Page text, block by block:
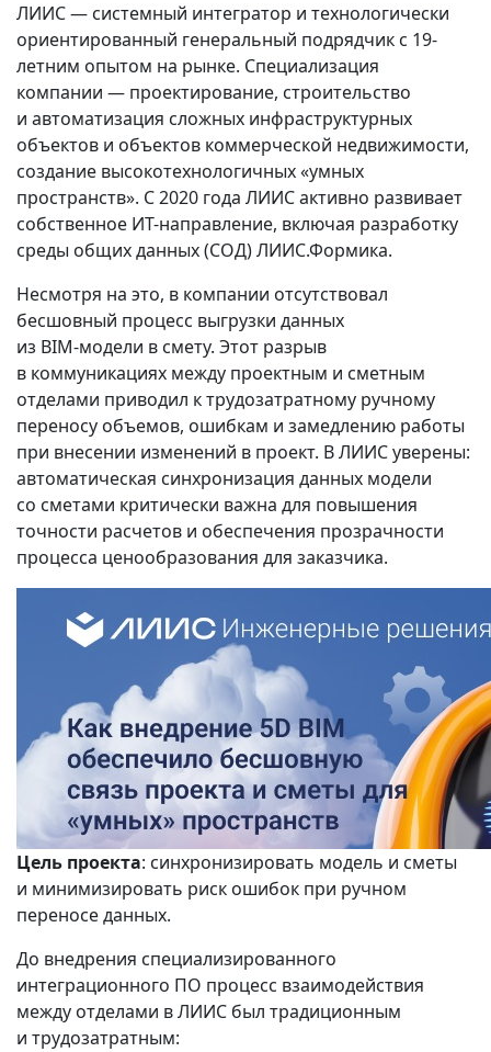
ЛИИС — системный интегратор и технологически
ориентированный генеральный подрядчик с 19-
летним опытом на рынке. Специализация
компании — проектирование, строительство
и автоматизация сложных инфраструктурных
объектов и объектов коммерческой недвижимости,
создание высокотехнологичных «умных
пространств». С 2020 года ЛИИС активно развивает
собственное ИТ-направление, включая разработку
среды общих данных (СОД) ЛИИС.Формика.
Несмотря на это, в компании отсутствовал
бесшовный процесс выгрузки данных
из BIM‑модели в смету. Этот разрыв
в коммуникациях между проектным и сметным
отделами приводил к трудозатратному ручному
переносу объемов, ошибкам и замедлению работы
при внесении изменений в проект. В ЛИИС уверены:
автоматическая синхронизация данных модели
со сметами критически важна для повышения
точности расчетов и обеспечения прозрачности
процесса ценообразования для заказчика.
Цель проекта: синхронизировать модель и сметы
и минимизировать риск ошибок при ручном
переносе данных.
До внедрения специализированного
интеграционного ПО процесс взаимодействия
между отделами в ЛИИС был традиционным
и трудозатратным: